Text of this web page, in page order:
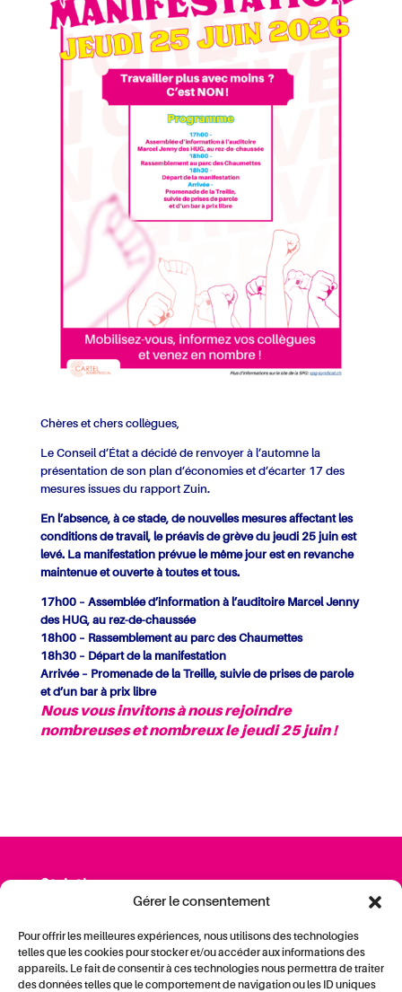
Gérer le consentement
Pour offrir les meilleures expériences, nous utilisons des technologies
telles que les cookies pour stocker et/ou accéder aux informations des
appareils. Le fait de consentir à ces technologies nous permettra de traiter
des données telles que le comportement de navigation ou les ID uniques
Chères et chers collègues,
Le Conseil d’État a décidé de renvoyer à l’automne la
présentation de son plan d’économies et d’écarter 17 des
mesures issues du rapport Zuin.
En l’absence, à ce stade, de nouvelles mesures affectant les
conditions de travail, le préavis de grève du jeudi 25 juin est
levé. La manifestation prévue le même jour est en revanche
maintenue et ouverte à toutes et tous.
17h00 – Assemblée d’information à l’auditoire Marcel Jenny
des HUG, au rez-de-chaussée
18h00 – Rassemblement au parc des Chaumettes
18h30 – Départ de la manifestation
Arrivée – Promenade de la Treille, suivie de prises de parole
et d’un bar à prix libre
Nous vous invitons à nous rejoindre
nombreuses et nombreux le jeudi 25 juin !
Contact
SPG — Société Pédagogique Genevoise ·
CH-1204 Genève
Tél. 022 329 26 60 ·
spg@spg-syndicat.ch